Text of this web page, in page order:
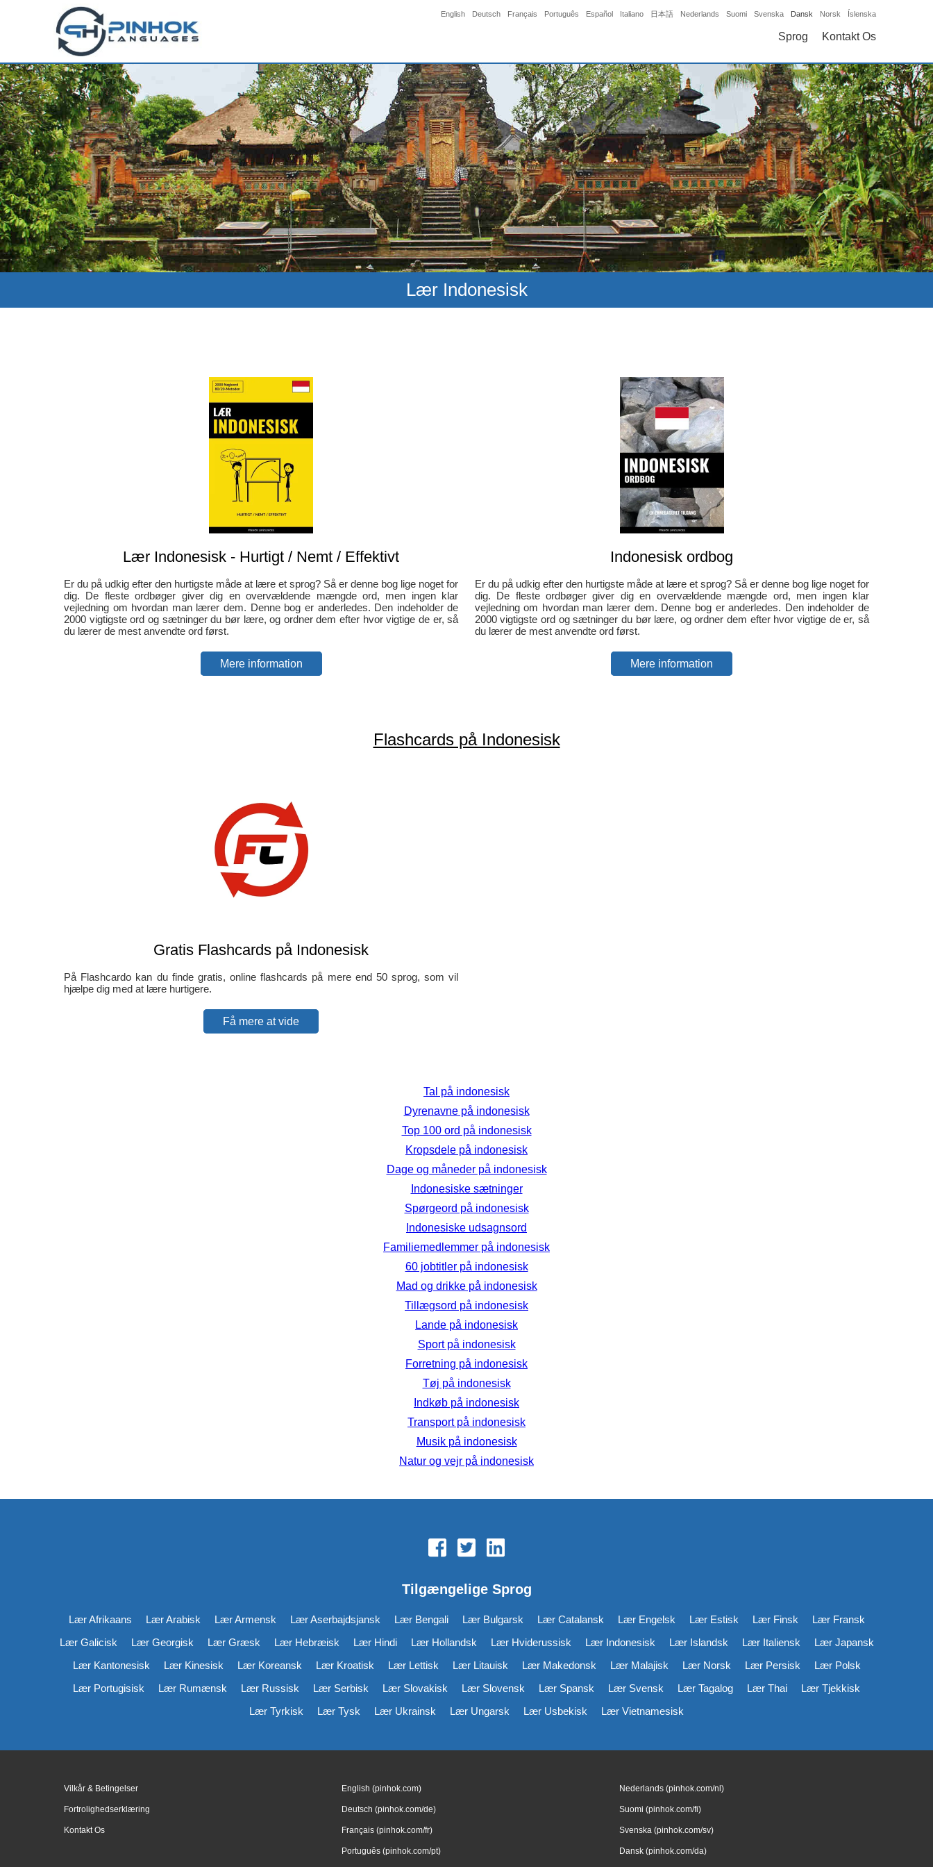
English Deutsch Français Português Español Italiano 日本語 Nederlands Suomi Svenska Dansk Norsk Íslenska
Sprog Kontakt Os
Lær Indonesisk
Lær Indonesisk - Hurtigt / Nemt / Effektivt
Er du på udkig efter den hurtigste måde at lære et sprog? Så er denne bog lige noget for
dig. De fleste ordbøger giver dig en overvældende mængde ord, men ingen klar
vejledning om hvordan man lærer dem. Denne bog er anderledes. Den indeholder de
2000 vigtigste ord og sætninger du bør lære, og ordner dem efter hvor vigtige de er, så
du lærer de mest anvendte ord først.
Mere information
Indonesisk ordbog
Er du på udkig efter den hurtigste måde at lære et sprog? Så er denne bog lige noget for
dig. De fleste ordbøger giver dig en overvældende mængde ord, men ingen klar
vejledning om hvordan man lærer dem. Denne bog er anderledes. Den indeholder de
2000 vigtigste ord og sætninger du bør lære, og ordner dem efter hvor vigtige de er, så
du lærer de mest anvendte ord først.
Mere information
Flashcards på Indonesisk
Gratis Flashcards på Indonesisk
På Flashcardo kan du finde gratis, online flashcards på mere end 50 sprog, som vil
hjælpe dig med at lære hurtigere.
Få mere at vide
Tal på indonesisk
Dyrenavne på indonesisk
Top 100 ord på indonesisk
Kropsdele på indonesisk
Dage og måneder på indonesisk
Indonesiske sætninger
Spørgeord på indonesisk
Indonesiske udsagnsord
Familiemedlemmer på indonesisk
60 jobtitler på indonesisk
Mad og drikke på indonesisk
Tillægsord på indonesisk
Lande på indonesisk
Sport på indonesisk
Forretning på indonesisk
Tøj på indonesisk
Indkøb på indonesisk
Transport på indonesisk
Musik på indonesisk
Natur og vejr på indonesisk
Tilgængelige Sprog
Lær Afrikaans Lær Arabisk Lær Armensk Lær Aserbajdsjansk Lær Bengali Lær Bulgarsk Lær Catalansk Lær Engelsk Lær Estisk Lær Finsk
Lær Fransk
Lær Galicisk
Lær Georgisk Lær Græsk Lær Hebræisk Lær Hindi Lær Hollandsk Lær Hviderussisk Lær Indonesisk Lær Islandsk Lær Italiensk
Lær Japansk
Lær Kantonesisk
Lær Kinesisk Lær Koreansk Lær Kroatisk Lær Lettisk Lær Litauisk Lær Makedonsk Lær Malajisk Lær Norsk Lær Persisk
Lær Polsk
Lær Portugisisk
Lær Rumænsk Lær Russisk Lær Serbisk Lær Slovakisk Lær Slovensk Lær Spansk Lær Svensk Lær Tagalog Lær Thai
Lær Tjekkisk
Lær Tyrkisk
Lær Tysk Lær Ukrainsk Lær Ungarsk Lær Usbekisk Lær Vietnamesisk
Vilkår & Betingelser
Fortrolighedserklæring
Kontakt Os
English (pinhok.com)
Deutsch (pinhok.com/de)
Français (pinhok.com/fr)
Português (pinhok.com/pt)
Nederlands (pinhok.com/nl)
Suomi (pinhok.com/fi)
Svenska (pinhok.com/sv)
Dansk (pinhok.com/da)